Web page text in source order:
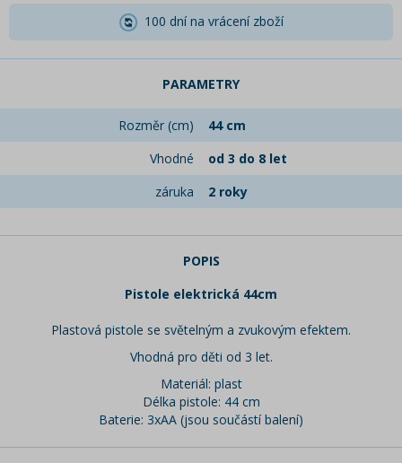
100 dní na vrácení zboží
PARAMETRY
Rozměr (cm)
44 cm
Vhodné
od 3 do 8 let
záruka
2 roky
POPIS
Pistole elektrická 44cm
Plastová pistole se světelným a zvukovým efektem.
Vhodná pro děti od 3 let.
Materiál: plast
Délka pistole: 44 cm
Baterie: 3xAA (jsou součástí balení)